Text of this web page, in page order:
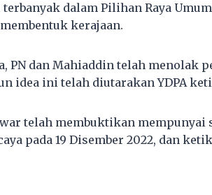
dalam Pilihan Raya
kerajaan.
PN dan Mahiaddin telah menolak
idea ini telah diutarakan YDPA
telah membuktikan
pada 19 Disember 2022, dan